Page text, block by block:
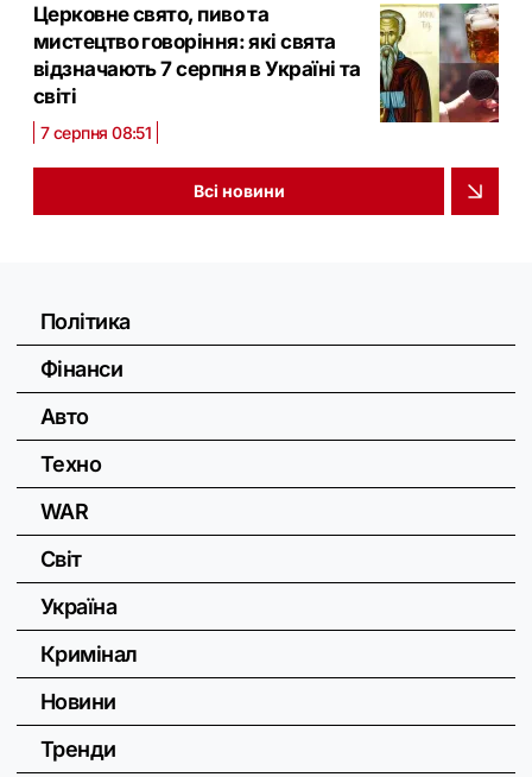
Церковне свято, пиво та
мистецтво говоріння: які свята
відзначають 7 серпня в Україні та
світі
7 серпня 08:51
Всі новини
Політика
Фінанси
Авто
Техно
WAR
Світ
Україна
Кримінал
Новини
Тренди